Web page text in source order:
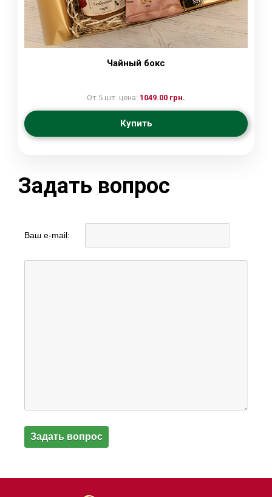
Чайный бокс
От 5 шт. цена: 1049.00 грн.
Купить
Задать вопрос
Ваш e-mail: